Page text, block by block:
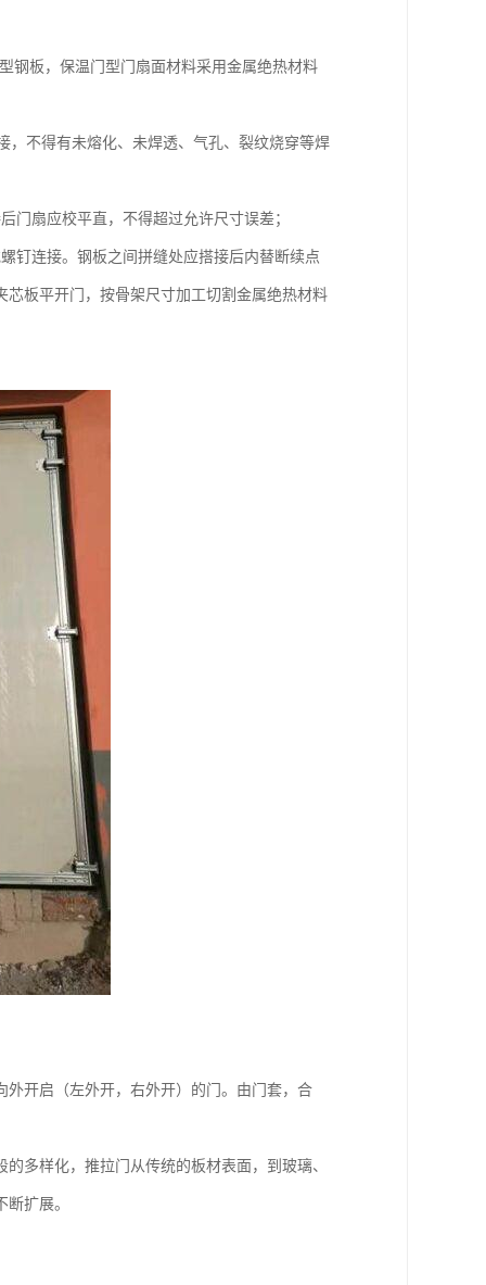
钢板，保温门型门扇面材料采用金属绝热材料
，不得有未熔化、未焊透、气孔、裂纹烧穿等焊
门扇应校平直，不得超过允许尺寸误差；
钉连接。钢板之间拼缝处应搭接后内替断续点
板平开门，按骨架尺寸加工切割金属绝热材料
外开启（左外开，右外开）的门。由门套，合
多样化，推拉门从传统的板材表面，到玻璃、
扩展。